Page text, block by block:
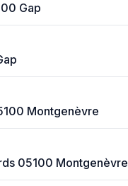
Gap
Montgenèvre
05100 Montgenèvre